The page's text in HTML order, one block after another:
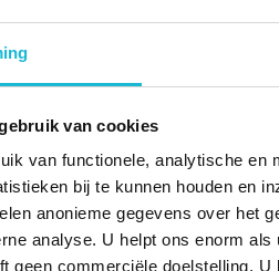
van cookies
van functionele, analytische
bij te kunnen houden en
anonieme gegevens over het
analyse. U helpt ons enorm
geen commerciële doelstelling.